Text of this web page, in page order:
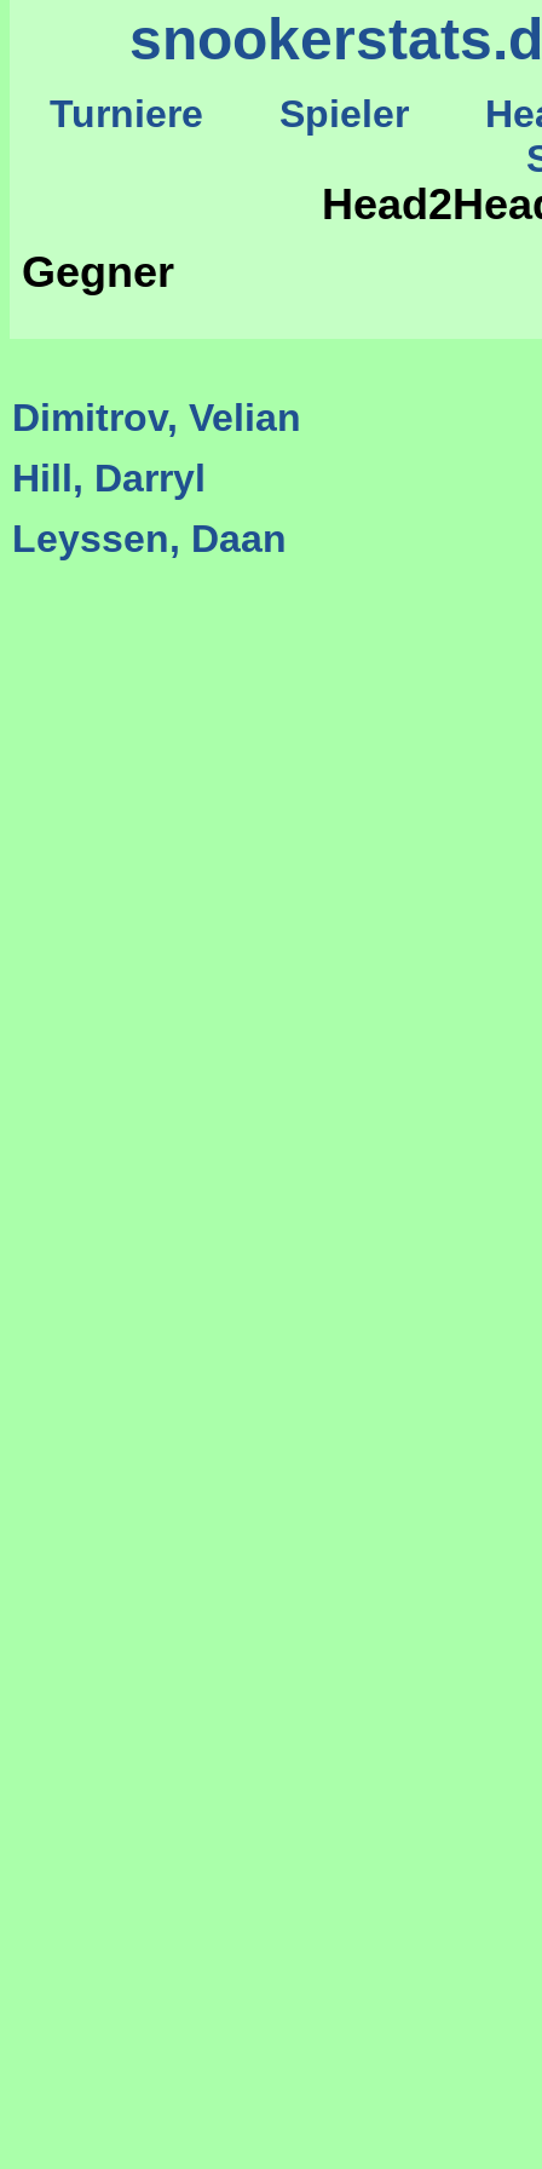
Turniere Spieler
Gegner
Dimitrov, Velian
Hill, Darryl
Leyssen, Daan